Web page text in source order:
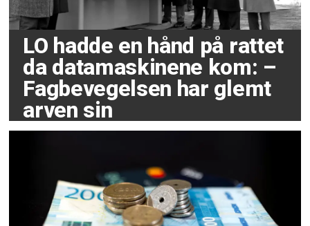
LO hadde en hånd på rattet
da datamaskinene kom: –
Fagbevegelsen har glemt
arven sin